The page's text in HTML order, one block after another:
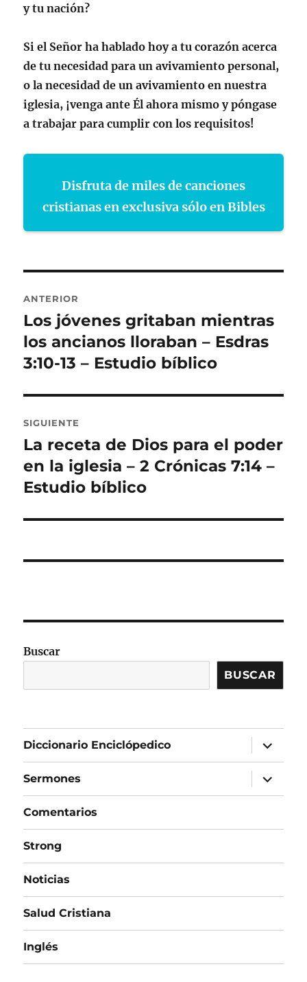
y tu nación?
Si el Señor ha hablado hoy a tu corazón acerca
de tu necesidad para un avivamiento personal,
o la necesidad de un avivamiento en nuestra
iglesia, ¡venga ante Él ahora mismo y póngase
a trabajar para cumplir con los requisitos!
Disfruta de miles de canciones
cristianas en exclusiva sólo en Bibles
de
entradas
ANTERIOR
Entrada
anterior:
Los jóvenes gritaban mientras
los ancianos lloraban – Esdras
3:10-13 – Estudio bíblico
SIGUIENTE
Entrada
siguiente:
La receta de Dios para el poder
en la iglesia – 2 Crónicas 7:14 –
Estudio bíblico
Buscar
BUSCAR
Diccionario Enciclópedico
expandir
el
menú
inferior
Sermones
expandir
el
menú
Comentarios
Strong
Noticias
Salud Cristiana
Inglés